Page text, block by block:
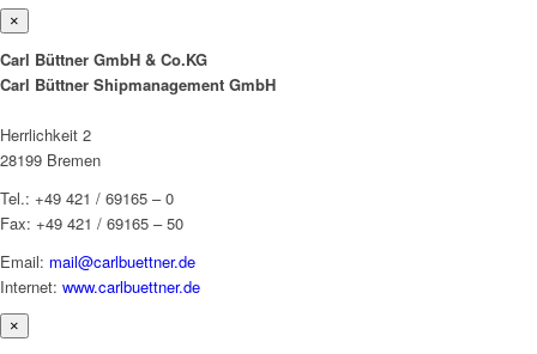
×
Carl Büttner GmbH & Co.KG
Carl Büttner Shipmanagement GmbH
Herrlichkeit 2
28199 Bremen
Tel.: +49 421 / 69165 – 0
Fax: +49 421 / 69165 – 50
Email: mail@carlbuettner.de
Internet: www.carlbuettner.de
×